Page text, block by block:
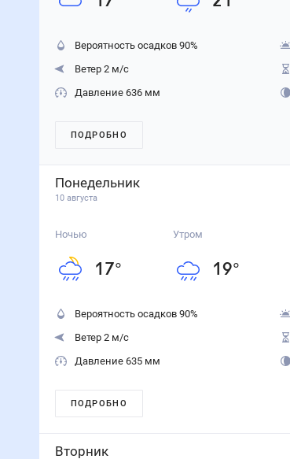
Вероятность осадков 90%
Ветер 2 м/с
Давление 636 мм
ПОДРОБНО
Понедельник
10 августа
Ночью
17°
Утром
19°
Вероятность осадков 90%
Ветер 2 м/с
Давление 635 мм
ПОДРОБНО
Вторник